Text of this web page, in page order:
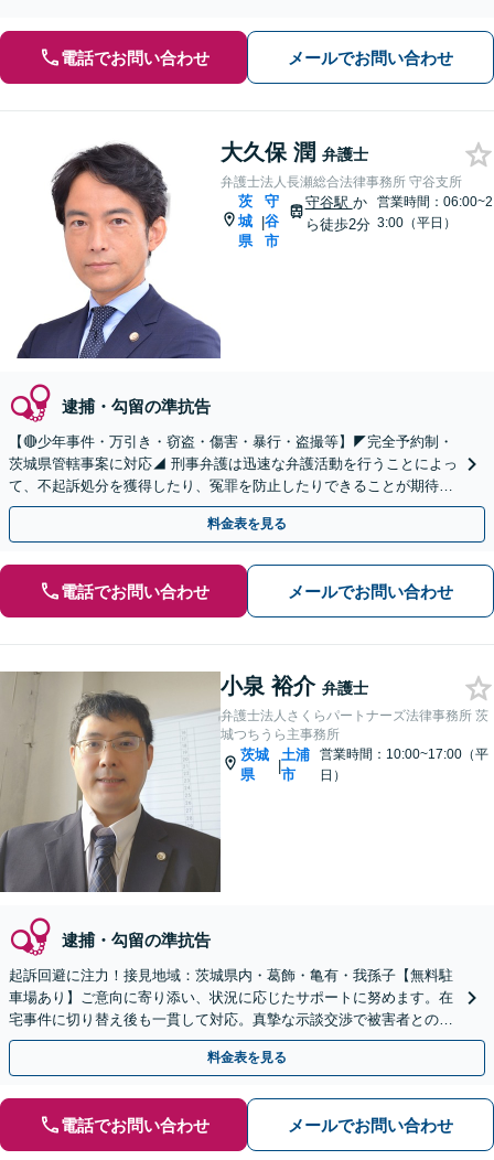
電話でお問い合わせ メールでお問い合わせ
大久保 潤 弁護士
弁護士法人長瀬総合法律事務所 守谷支所
茨
城
県
|
守
谷
市
守谷駅 か
ら徒歩2分
営業時間：06:00~2
3:00（平日）
逮捕・勾留の準抗告
【🔴少年事件・万引き・窃盗・傷害・暴行・盗撮等】◤完全予約制・
茨城県管轄事案に対応◢ 刑事弁護は迅速な弁護活動を行うことによっ
て、不起訴処分を獲得したり、冤罪を防止したりできることが期待で
きます。可能な限り当日のご相談にも対応いたします。
料金表を見る
電話でお問い合わせ メールでお問い合わせ
小泉 裕介 弁護士
弁護士法人さくらパートナーズ法律事務所 茨
城つちうら主事務所
茨城
県
|
土浦
市
営業時間：10:00~17:00（平
日）
逮捕・勾留の準抗告
起訴回避に注力！接見地域：茨城県内・葛飾・亀有・我孫子【無料駐
車場あり】ご意向に寄り添い、状況に応じたサポートに努めます。在
宅事件に切り替え後も一貫して対応。真摯な示談交渉で被害者との和
解を目指します【夜間休日対応】【土浦駅よりバス10分】
料金表を見る
電話でお問い合わせ メールでお問い合わせ